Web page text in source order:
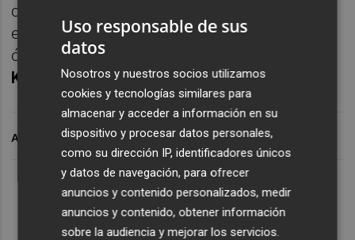
como
estadística, y que estuvo este verano en la
órbita del Valencia CF,
Kluivert o Kai Havertz.
ARCHIVADO EN
Uso responsable de sus
datos
Nosotros y nuestros socios utilizamos
cookies y tecnologías similares para
almacenar y acceder a información en su
dispositivo y procesar datos personales,
como su dirección IP, identificadores únicos
y datos de navegación, para ofrecer
anuncios y contenido personalizados, medir
anuncios y contenido, obtener información
sobre la audiencia y mejorar los servicios.